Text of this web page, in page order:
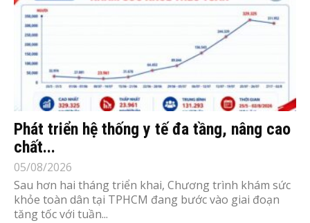
Phát triển hệ thống y tế đa tầng, nâng cao
chất...
05/08/2026
Sau hơn hai tháng triển khai, Chương trình khám sức
khỏe toàn dân tại TPHCM đang bước vào giai đoạn
tăng tốc với tuần...